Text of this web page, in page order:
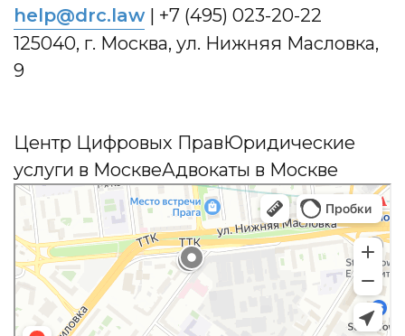
help@drc.law| +7 (495) 023-20-22
125040, г. Москва, ул. Нижняя Масловка,
9
Центр Цифровых ПравЮридические
услуги в МосквеАдвокаты в Москве